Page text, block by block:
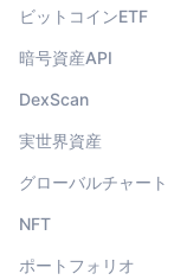
ビットコインETF
暗号資産API
DexScan
実世界資産
グローバルチャート
NFT
ポートフォリオ